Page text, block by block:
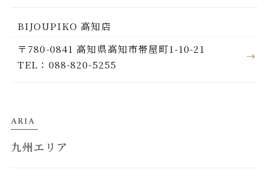
BIJOUPIKO 高知店
〒780-0841 高知県高知市帯屋町1-10-21
TEL：088-820-5255
ARIA
九州エリア